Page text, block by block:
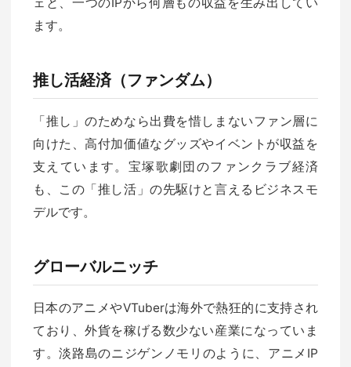
ます。
推し活経済（ファンダム）
「推し」のためなら出費を惜しまないファン層に
向けた、高付加価値なグッズやイベントが収益を
支えています。宝塚歌劇団のファンクラブ経済
も、この「推し活」の先駆けと言えるビジネスモ
デルです。
グローバルニッチ
日本のアニメやVTuberは海外で熱狂的に支持され
ており、外貨を稼げる数少ない産業になっていま
す。淡路島のニジゲンノモリのように、アニメIP